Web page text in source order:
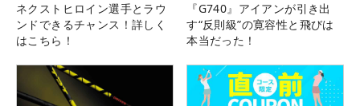
ネクストヒロイン選手とラウ
ンドできるチャンス！詳しく
はこちら！
『G740』アイアンが引き出
す“反則級”の寛容性と飛びは
本当だった！